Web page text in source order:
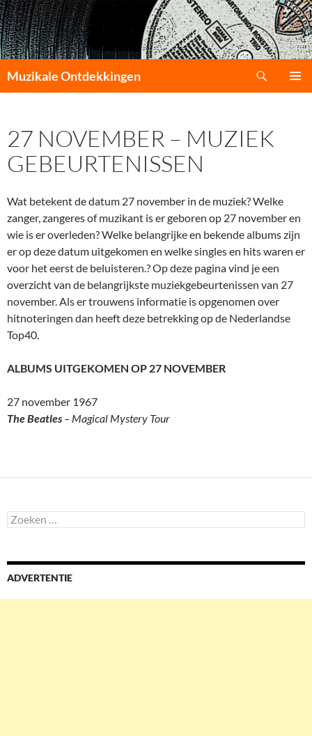
Muzikale Ontdekkingen
INHOUD
27 NOVEMBER – MUZIEK
GEBEURTENISSEN
Wat betekent de datum 27 november in de muziek? Welke
zanger, zangeres of muzikant is er geboren op 27 november en
wie is er overleden? Welke belangrijke en bekende albums zijn
er op deze datum uitgekomen en welke singles en hits waren er
voor het eerst de beluisteren.? Op deze pagina vind je een
overzicht van de belangrijkste muziekgebeurtenissen van 27
november. Als er trouwens informatie is opgenomen over
hitnoteringen dan heeft deze betrekking op de Nederlandse
Top40.
ALBUMS UITGEKOMEN OP 27 NOVEMBER
27 november 1967
The Beatles – Magical Mystery Tour
Zoeken
naar:
ADVERTENTIE